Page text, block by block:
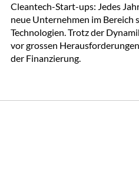
Cleantech-Start-ups: Jedes
neue Unternehmen im Bereich
Technologien. Trotz der
vor grossen
der Finanzierung.